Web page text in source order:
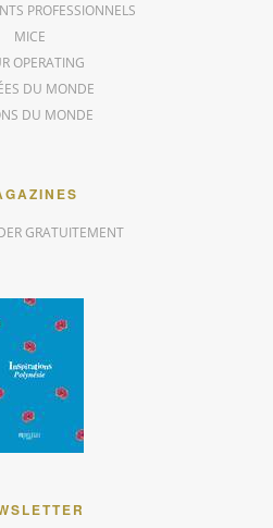
PROFESSIONNELS
MICE
OPERATING
DU MONDE
DU MONDE
GRATUITEMENT